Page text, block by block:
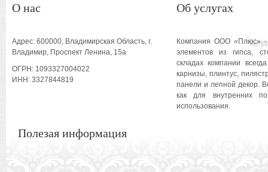
О нас
Адрес: 600000, Владимирская Область, г.
Владимир, Проспект Ленина, 15а
ОГРН: 1093327004022
ИНН: 3327844819
Об услугах
Компания ООО «Плюс» -
элементов из гипса,
складах компании
карнизы, плинтус,
панели и лепной декор.
как для внутренних
использования.
Полезая информация